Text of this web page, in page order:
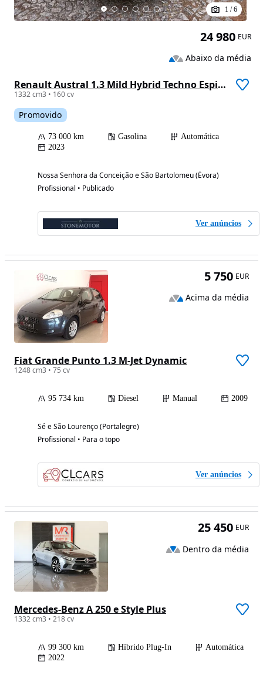
1 /6
Renault Austral 1.3 Mild Hybrid Techno Espirit Auto
1332 cm3 • 160 cv
Promovido
73 000 km Gasolina
Automática
2023
Nossa Senhora da Conceição e São Bartolomeu (Évora)
Profissional • Publicado
Ver anúncios
24 980 EUR
Abaixo da média
Fiat Grande Punto 1.3 M-Jet Dynamic
1248 cm3 • 75 cv
95 734 km Diesel Manual 2009
Sé e São Lourenço (Portalegre)
Profissional • Para o topo
Ver anúncios
5 750 EUR
Acima da média
Mercedes-Benz A 250 e Style Plus
1332 cm3 • 218 cv
99 300 km Híbrido Plug-In
Automática
2022
25 450 EUR
Dentro da média